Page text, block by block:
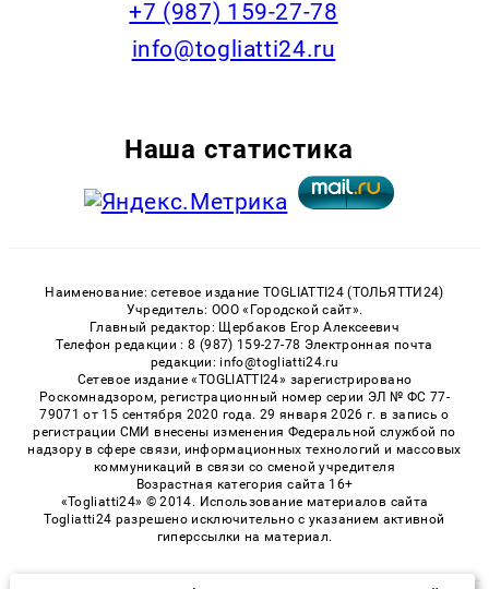
+7 (987) 159-27-78
info@togliatti24.ru
Наша статистика
Наименование: сетевое издание TOGLIATTI24 (ТОЛЬЯТТИ24)
Учредитель: ООО «Городской сайт».
Главный редактор: Щербаков Егор Алексеевич
Телефон редакции : 8 (987) 159-27-78 Электронная почта
редакции: info@togliatti24.ru
Сетевое издание «TOGLIATTI24» зарегистрировано
Роскомнадзором, регистрационный номер серии ЭЛ № ФС 77-
79071 от 15 сентября 2020 года. 29 января 2026 г. в запись о
регистрации СМИ внесены изменения Федеральной службой по
надзору в сфере связи, информационных технологий и массовых
коммуникаций в связи со сменой учредителя
Возрастная категория сайта 16+
«Togliatti24» © 2014. Использование материалов сайта
Togliatti24 разрешено исключительно с указанием активной
гиперссылки на материал.